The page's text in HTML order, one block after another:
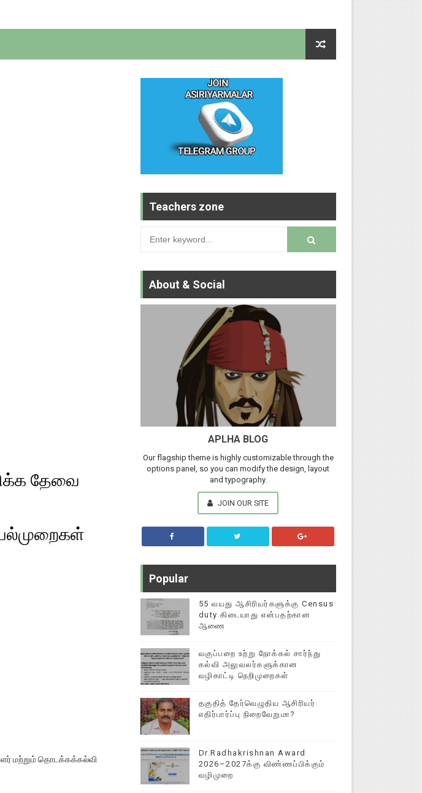
தேவை
மற்றும் தொடக்கக்கல்வி
Teachers zone
About & Social
APLHA BLOG
Our flagship theme is highly customizable through the
options panel, so you can modify the design, layout
and typography.
JOIN OUR SITE
Popular
55 வயது ஆசிரியர்களுக்கு Census
duty கிடையாது என்பதற்கான
ஆணை
வகுப்பறை உற்று நோக்கல் சார்ந்து
கல்வி அலுவலர்களுக்கான
வழிகாட்டி நெறிமுறைகள்
தகுதித் தேர்வெழுதிய ஆசிரியர்
எதிர்பார்ப்பு நிறைவேறுமா?
Dr.Radhakrishnan Award
2026–2027க்கு விண்ணப்பிக்கும்
வழிமுறை